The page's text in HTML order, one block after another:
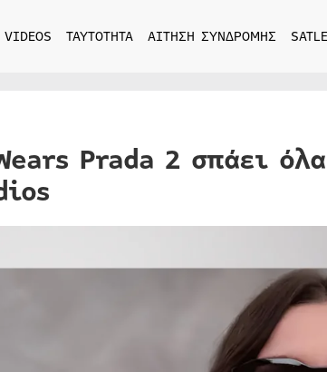
VIDEOS ΤΑΥΤΟΤΗΤΑ ΑΙΤΗΣΗ ΣΥΝΔΡΟΜΗΣ
Prada 2 σπάει